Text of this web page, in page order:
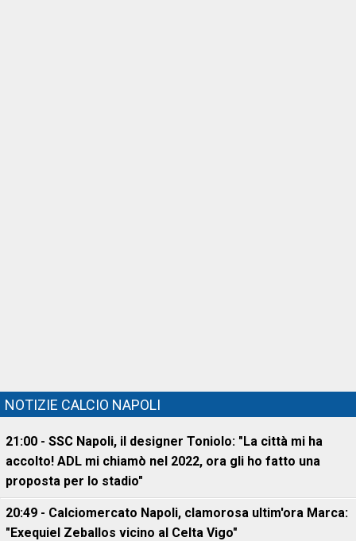
NOTIZIE CALCIO NAPOLI
21:00 - SSC Napoli, il designer Toniolo: "La città mi ha
accolto! ADL mi chiamò nel 2022, ora gli ho fatto una
proposta per lo stadio"
20:49 - Calciomercato Napoli, clamorosa ultim'ora Marca:
"Exequiel Zeballos vicino al Celta Vigo"